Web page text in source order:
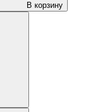
В корзину